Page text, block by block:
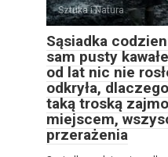
Sztuka i Natura
Sąsiadka
sam pusty
od lat nic nie
odkryła,
taką troską
miejscem,
przerażenia